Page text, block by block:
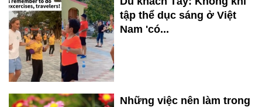
tập thể dục sáng ở Việt
Nam 'có...
Những việc nên làm trong